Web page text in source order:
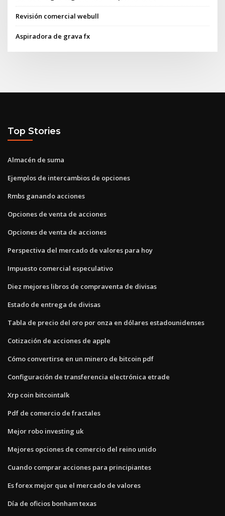
Revisión comercial webull
Aspiradora de grava fx
Top Stories
Almacén de suma
Ejemplos de intercambios de opciones
Rmbs ganando acciones
Opciones de venta de acciones
Opciones de venta de acciones
Perspectiva del mercado de valores para hoy
Impuesto comercial especulativo
Diez mejores libros de compraventa de divisas
Estado de entrega de divisas
Tabla de precio del oro por onza en dólares estadounidenses
Cotización de acciones de apple
Cómo convertirse en un minero de bitcoin pdf
Configuración de transferencia electrónica etrade
Xrp coin bitcointalk
Pdf de comercio de fractales
Mejor robo investing uk
Mejores opciones de comercio del reino unido
Cuando comprar acciones para principiantes
Es forex mejor que el mercado de valores
Día de oficios bonham texas